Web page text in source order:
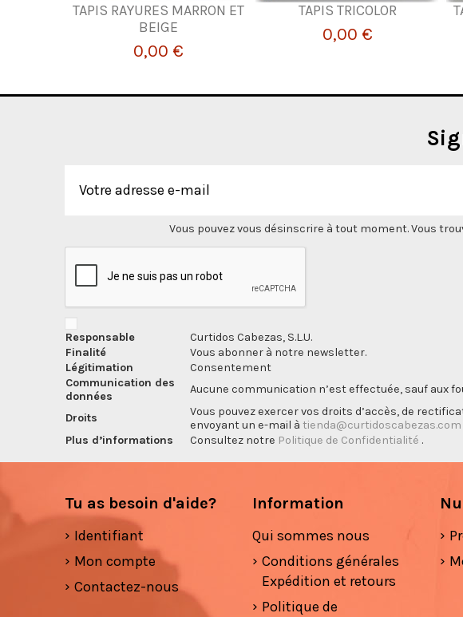
TAPIS RAYURES MARRON ET
BEIGE
0,00 €
TAPIS TRICOLOR
0,00 €
Vous pouvez vous désinscrire à tout moment. Vous
Responsable
Curtidos Cabezas, S.L.U.
Finalité
Vous abonner à notre newsletter.
Légitimation
Consentement
Communication des
données
Aucune communication n’est effectuée, sauf aux
Droits
Vous pouvez exercer vos droits d’accès, de
envoyant un e-mail à tienda@curtidoscabezas.com
Plus d’informations
Consultez notre Politique de Confidentialité .
Tu as besoin d'aide?
Identifiant
Mon compte
Contactez-nous
Information
Qui sommes nous
Conditions générales
Expédition et retours
Politique de